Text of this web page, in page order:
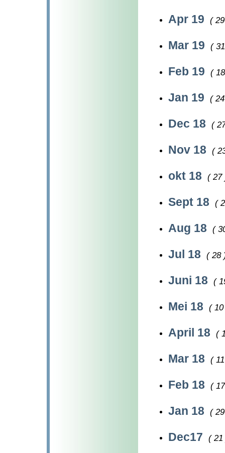
Apr 19 (
Mar 19 (
Feb 19 (
Jan 19 (
Dec 18 (
Nov 18 (
okt 18 ( 27
Sept 18 (
Aug 18 (
Jul 18 ( 28
Juni 18 (
Mei 18 (
April 18 (
Mar 18 (
Feb 18 (
Jan 18 (
Dec17 ( 21